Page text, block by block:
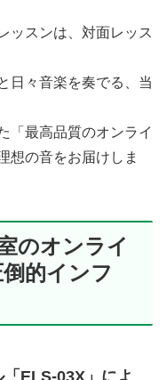
ッスンは、対面レッス
日々音楽を奏でる、当
「最高品質のオンライ
想の音をお届けしま
のオンライ
的インフ
ELS-03X」によ